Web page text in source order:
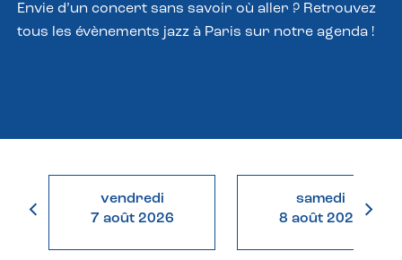
Envie d’un concert sans savoir où aller ? Retrouvez
tous les évènements jazz à Paris sur notre agenda !
vendredi
7 août 2026
samedi
8 août 2026